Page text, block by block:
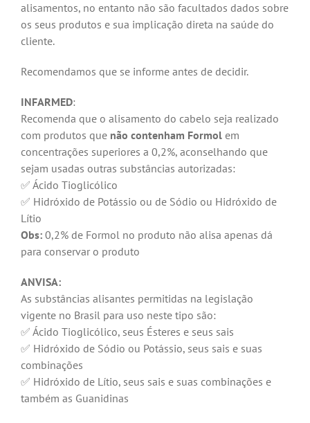
alisamentos, no entanto não são facultados dados sobre
os seus produtos e sua implicação direta na saúde do
cliente.
Recomendamos que se informe antes de decidir.
INFARMED:
Recomenda que o alisamento do cabelo seja realizado
com produtos que não contenham Formol em
concentrações superiores a 0,2%, aconselhando que
sejam usadas outras substâncias autorizadas:
✅ Ácido Tioglicólico
✅ Hidróxido de Potássio ou de Sódio ou Hidróxido de
Lítio
Obs: 0,2% de Formol no produto não alisa apenas dá
para conservar o produto
ANVISA:
As substâncias alisantes permitidas na legislação
vigente no Brasil para uso neste tipo são:
✅ Ácido Tioglicólico, seus Ésteres e seus sais
✅ Hidróxido de Sódio ou Potássio, seus sais e suas
combinações
✅ Hidróxido de Lítio, seus sais e suas combinações e
também as Guanidinas